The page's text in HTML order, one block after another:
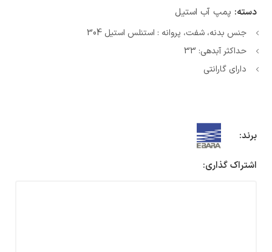
دسته: پمپ آب استیل
جنس بدنه، شفت، پروانه : استنلس استیل 304
حداکثر آبدهی: 33
دارای گارانتی
برند:
اشتراک گذاری: